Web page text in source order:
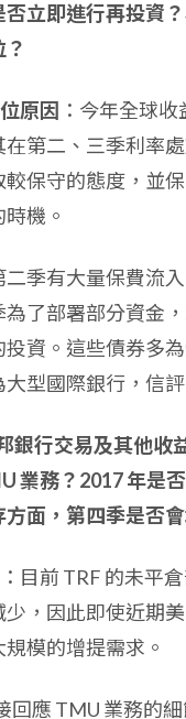
否立即進行再投資
原因 ：今年全球
第二、三季利率
較保守的態度，並
機。
二季有大量保費流
為了部署部分資金
投資。這些債券多
型國際銀行，信評
銀行交易及其他收
業務？2017 年是
方面，第四季是否
：目前 TRF 的未平
少，因此即使近期
模的增提需求。
回應 TMU 業務的